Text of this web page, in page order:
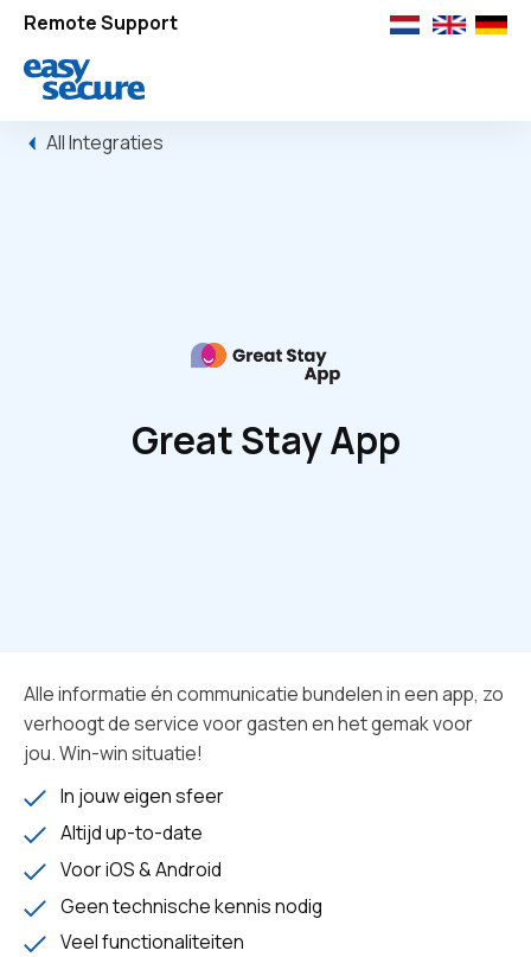
Remote Support
All Integraties
Great Stay App
Alle informatie én communicatie bundelen in een app, zo
verhoogt de service voor gasten en het gemak voor
jou. Win-win situatie!
In jouw eigen sfeer
Altijd up-to-date
Voor iOS & Android
Geen technische kennis nodig
Veel functionaliteiten